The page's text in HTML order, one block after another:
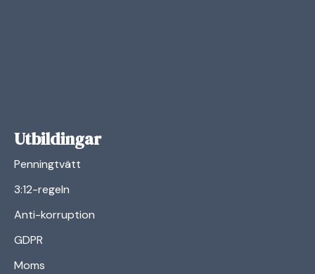
Utbildingar
Penningtvätt
3:12-regeln
Anti-korruption
GDPR
Moms